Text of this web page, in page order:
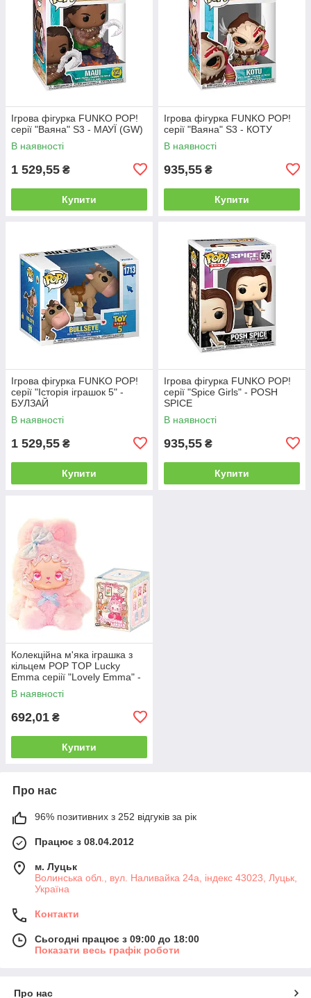
Ігрова фігурка FUNKO POP!
серії "Ваяна" S3 - МАУЇ (GW)
В наявності
1 529,55 ₴
Купити
Ігрова фігурка FUNKO POP!
серії "Ваяна" S3 - КОТУ
В наявності
935,55 ₴
Купити
Ігрова фігурка FUNKO POP!
серії "Історія іграшок 5" -
БУЛЗАЙ
В наявності
1 529,55 ₴
Купити
Ігрова фігурка FUNKO POP!
серії "Spice Girls" - POSH
SPICE
В наявності
935,55 ₴
Купити
Колекційна м'яка іграшка з
кільцем POP TOP Lucky
Emma серіії "Lovely Emma" -
ЗАЙЧЕНЯТА(дисп., в ас.)
В наявності
692,01 ₴
Купити
Про нас
96% позитивних з 252 відгуків за рік
Працює з 08.04.2012
м. Луцьк
Волинська обл., вул. Наливайка 24а, індекс 43023, Луцьк,
Україна
Контакти
Сьогодні працює з 09:00 до 18:00
Показати весь графік роботи
Про нас